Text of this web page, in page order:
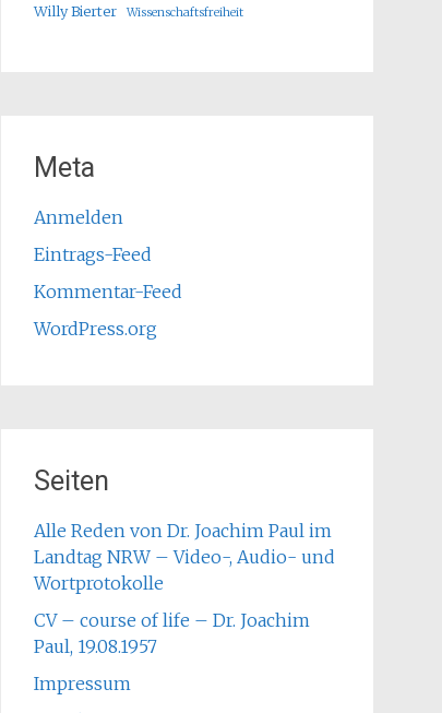
Willy Bierter
Wissenschaftsfreiheit
Meta
Anmelden
Eintrags-Feed
Kommentar-Feed
WordPress.org
Seiten
Alle Reden von Dr. Joachim Paul im
Landtag NRW – Video-, Audio- und
Wortprotokolle
CV – course of life – Dr. Joachim
Paul, 19.08.1957
Impressum